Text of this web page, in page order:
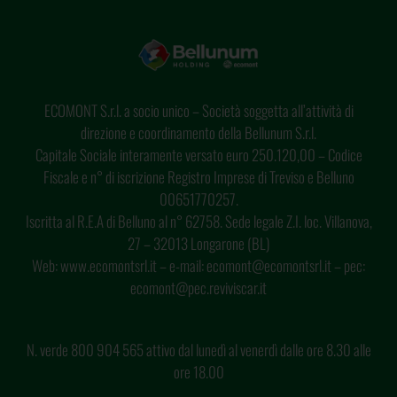
ECOMONT S.r.l. a socio unico – Società soggetta all’attività di
direzione e coordinamento della Bellunum S.r.l.
Capitale Sociale interamente versato euro 250.120,00 – Codice
Fiscale e n° di iscrizione Registro Imprese di Treviso e Belluno
00651770257.
Iscritta al R.E.A di Belluno al n° 62758. Sede legale Z.I. loc. Villanova,
27 – 32013 Longarone (BL)
Web: www.ecomontsrl.it – e-mail: ecomont@ecomontsrl.it – pec:
ecomont@pec.reviviscar.it
N. verde 800 904 565 attivo dal lunedì al venerdì dalle ore 8.30 alle
ore 18.00